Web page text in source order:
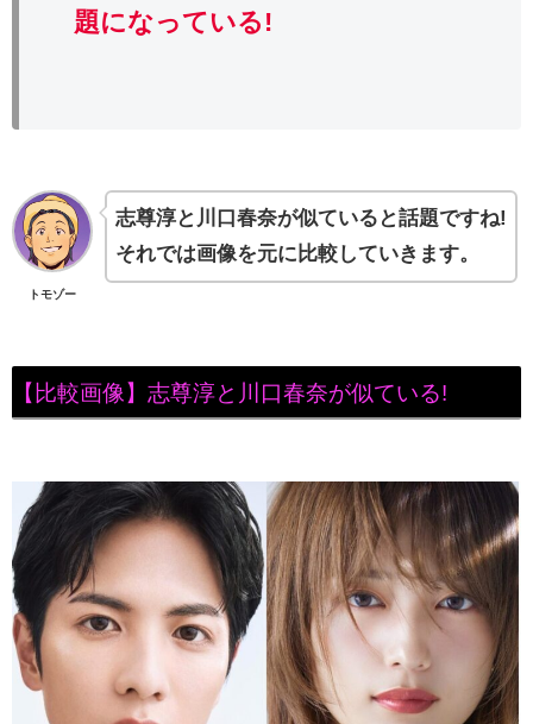
題になっている!
トモゾー
志尊淳と川口春奈が似ていると話題ですね!
それでは画像を元に比較していきます。
【比較画像】志尊淳と川口春奈が似ている!